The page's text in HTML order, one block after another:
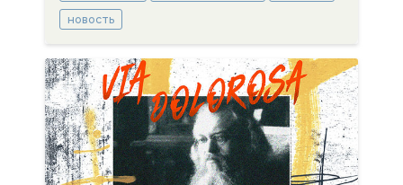
новость